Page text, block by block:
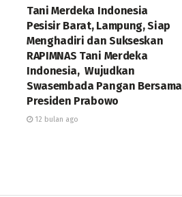
Tani Merdeka Indonesia
Pesisir Barat, Lampung, Siap
Menghadiri dan Sukseskan
RAPIMNAS Tani Merdeka
Indonesia, Wujudkan
Swasembada Pangan Bersama
Presiden Prabowo
12 bulan ago